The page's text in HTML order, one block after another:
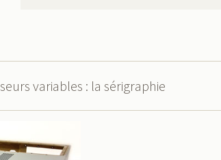
variables : la sérigraphie